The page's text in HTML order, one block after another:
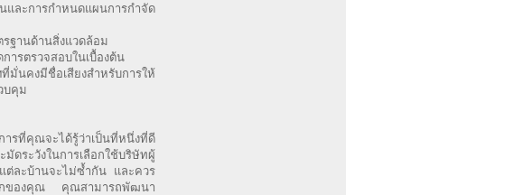
ละการกำหนดแผนการกำจัด
ฐานด้านสิ่งแวดล้อม
ารตรวจสอบในเบื้องต้น
นคงมีชื่อเสียงสำหรับการให้
บคุม
ารที่คุณจะได้รู้ว่าเป็นที่หนึ่งที่ดี
ระวังในการเลือกใช้บริษัทผู้
ต่ละบ้านจะไม่ซ้ำกัน และควร
วกของคุณ คุณสามารถพัฒนา